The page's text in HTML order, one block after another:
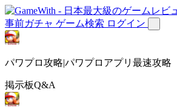
事前ガチャ ゲーム検索 ログイン
パワプロ攻略|パワプロアプリ最速攻略
掲示板Q&A